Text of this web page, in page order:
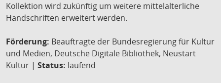
Kollektion wird zukünftig um weitere mittelalterliche
Handschriften erweitert werden.
Förderung: Beauftragte der Bundesregierung für Kultur
und Medien, Deutsche Digitale Bibliothek, Neustart
Kultur | Status: laufend